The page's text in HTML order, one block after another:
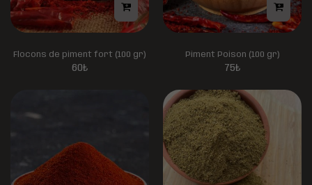
Flocons de piment fort (100 gr)
60₺
Piment Poison (100 gr)
75₺